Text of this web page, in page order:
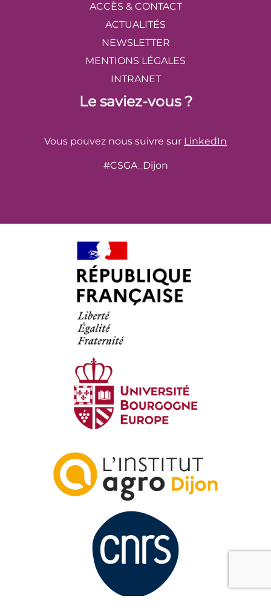
ACCÈS & CONTACT
ACTUALITÉS
NEWSLETTER
MENTIONS LÉGALES
INTRANET
Le saviez-vous ?
Vous pouvez nous suivre sur LinkedIn
#CSGA_Dijon